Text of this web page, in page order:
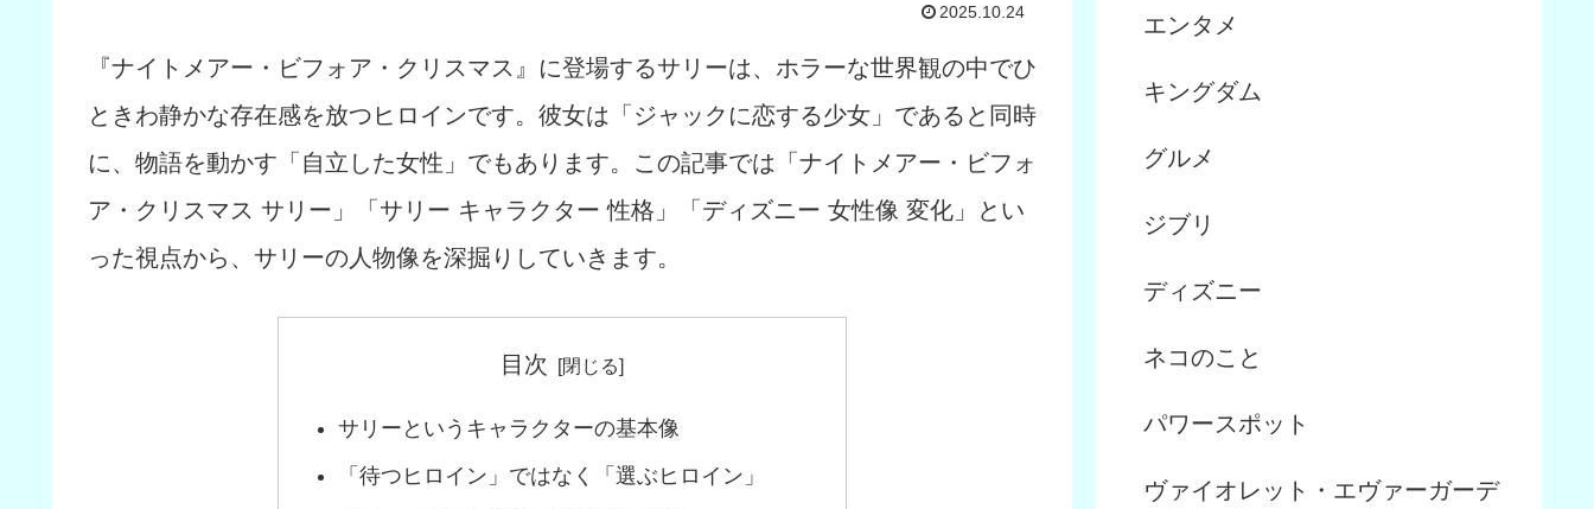
2025.10.24
『ナイトメアー・ビフォア・クリスマス』に登場するサリーは、ホラーな世界観の中でひ
ときわ静かな存在感を放つヒロインです。彼女は「ジャックに恋する少女」であると同時
に、物語を動かす「自立した女性」でもあります。この記事では「ナイトメアー・ビフォ
ア・クリスマス サリー」「サリー キャラクター 性格」「ディズニー 女性像 変化」とい
った視点から、サリーの人物像を深掘りしていきます。
目次
サリーというキャラクターの基本像
「待つヒロイン」ではなく「選ぶヒロイン」
エンタメ
キングダム
グルメ
ジブリ
ディズニー
ネコのこと
パワースポット
ヴァイオレット・エヴァーガーデ